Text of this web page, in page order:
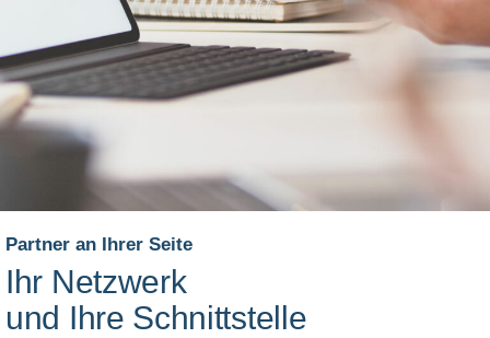
Partner an Ihrer Seite
Ihr Netzwerk
und Ihre Schnittstelle